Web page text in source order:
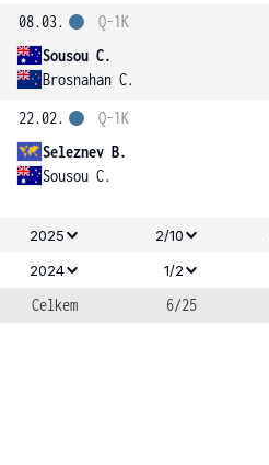
08.03.
Sousou C.
Brosnahan C.
Q-1K
22.02.
Seleznev B.
Sousou C.
Q-1K
2025 2/10
2024
1/2
Celkem 6/25